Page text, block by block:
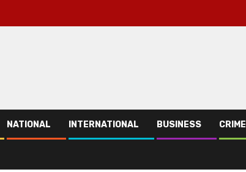
NATIONAL INTERNATIONAL BUSINESS CRIME